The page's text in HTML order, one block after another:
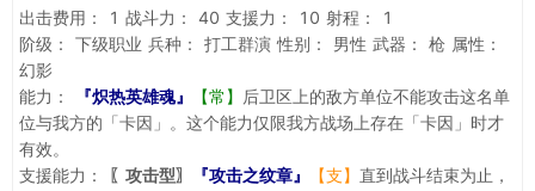
出击费用： 1 战斗力： 40 支援力： 10 射程：
1
阶级：
下级职业 兵种： 打工群演 性别： 男性 武器： 枪 属性：
幻影
能力：
『炽热英雄魂』 【常】
后卫区上的敌方单位不能攻击这名单
位与我方的「卡因」。这个能力仅限我方战场上存在「卡因」时才
有效。
支援能力：
〖攻击型〗 『攻击之纹章』 【支】 直到战斗结束为止，